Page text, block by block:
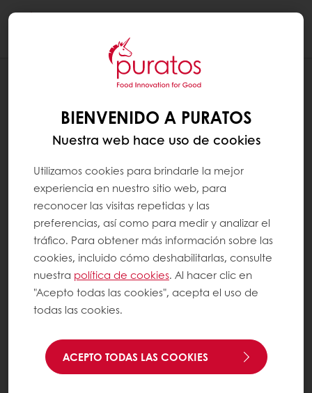
RECETAS
BIENVENIDO A PURATOS
Nuestra web hace uso de cookies
Utilizamos cookies para brindarle la mejor
experiencia en nuestro sitio web, para
reconocer las visitas repetidas y las
preferencias, así como para medir y analizar el
tráfico. Para obtener más información sobre las
cookies, incluido cómo deshabilitarlas, consulte
nuestra política de cookies. Al hacer clic en
"Acepto todas las cookies", acepta el uso de
todas las cookies.
ACEPTO TODAS LAS COOKIES